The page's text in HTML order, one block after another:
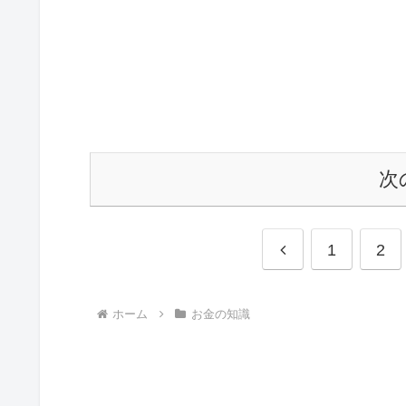
次
前 1 2
ホーム お金の知識